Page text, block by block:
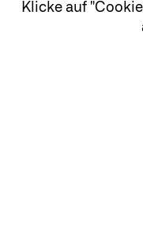
Klicke auf